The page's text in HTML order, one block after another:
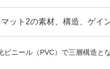
ット2の素材、構造、ゲイ
ビニール（PVC）で三層構造